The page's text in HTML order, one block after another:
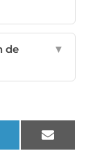
de
▼
Email